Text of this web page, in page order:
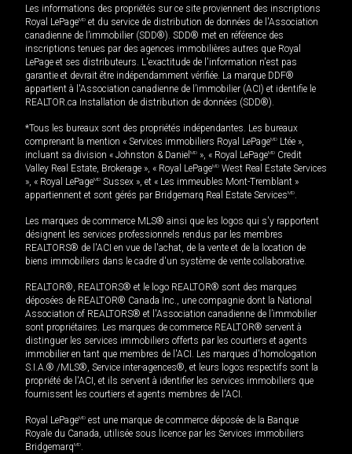
Les informations des propriétés sur ce site proviennent des inscriptions
Royal LePageMD et du service de distribution de données de l'Association
canadienne de l’immobilier (SDD®). SDD® met en référence des
inscriptions tenues par des agences immobilières autres que Royal
LePage et ses distributeurs. L'exactitude de l'information n'est pas
garantie et devrait être indépendamment vérifiée. La marque DDF®
appartient à l'Association canadienne de l’immobilier (ACI) et identifie le
REALTOR.ca Installation de distribution de données (SDD®).
*Tous les bureaux sont des propriétés indépendantes. Les bureaux
comprenant la mention « Services immobiliers Royal LePageMD Ltée »,
incluant sa division « Johnston & Daniel MD », « Royal LePageMD Credit
Valley Real Estate, Brokerage », « Royal LePageMD West Real Estate Services
», « Royal LePageMD Sussex », et « Les immeubles Mont-Tremblant »
appartiennent et sont gérés par Bridgemarq Real Estate ServicesMD.
Les marques de commerce MLS® ainsi que les logos qui s'y rapportent
désignent les services professionnels rendus par les membres
REALTORS® de l'ACI en vue de l'achat, de la vente et de la location de
biens immobiliers dans le cadre d'un système de vente collaborative.
REALTOR®, REALTORS® et le logo REALTOR® sont des marques
déposées de REALTOR® Canada Inc., une compagnie dont la National
Association of REALTORS® et l'Association canadienne de l’immobilier
sont propriétaires. Les marques de commerce REALTOR® servent à
distinguer les services immobiliers offerts par les courtiers et agents
immobilier en tant que membres de l'ACI. Les marques d'homologation
S.I.A.® /MLS®, Service inter-agences®, et leurs logos respectifs sont la
propriété de l'ACI, et ils servent à identifier les services immobiliers que
fournissent les courtiers et agents membres de l'ACI.
Royal LePageMD est une marque de commerce déposée de la Banque
Royale du Canada, utilisée sous licence par les Services immobiliers
BridgemarqMD.